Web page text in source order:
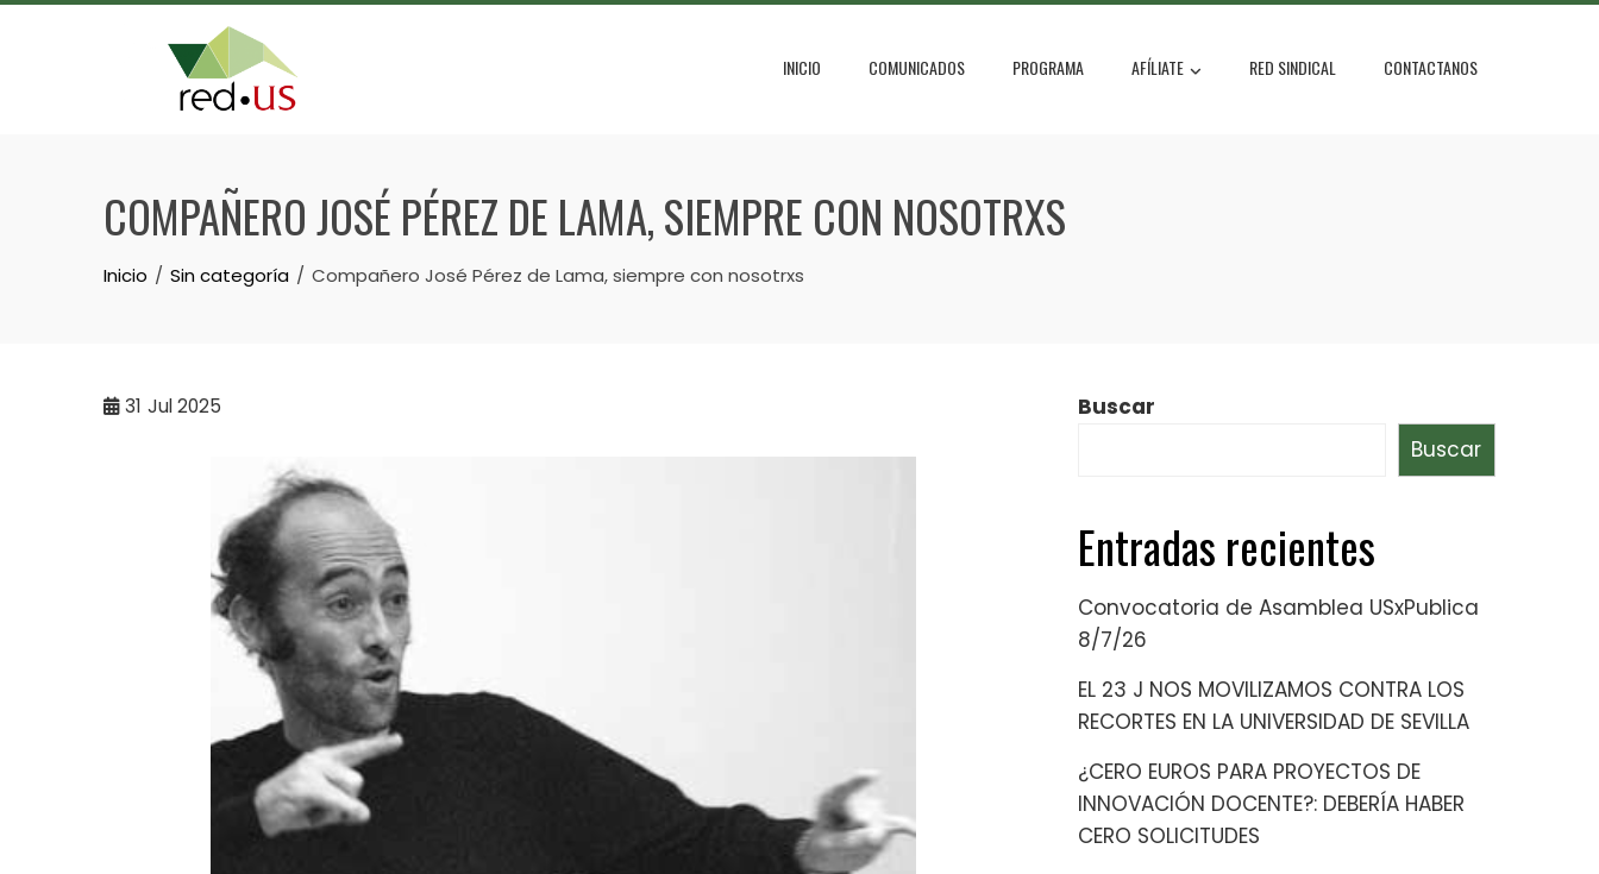
Skip
INICIO COMUNICADOS PROGRAMA AFÍLIATE RED SINDICAL CONTACTANOS
COMPAÑERO JOSÉ PÉREZ DE LAMA, SIEMPRE CON NOSOTRXS
Inicio Sin categoría Compañero José Pérez de Lama, siempre con nosotrxs
31 Jul 2025
Buscar
Buscar
Entradas recientes
Convocatoria de Asamblea USxPublica
8/7/26
EL 23 J NOS MOVILIZAMOS CONTRA LOS
RECORTES EN LA UNIVERSIDAD DE SEVILLA
¿CERO EUROS PARA PROYECTOS DE
INNOVACIÓN DOCENTE?: DEBERÍA HABER
CERO SOLICITUDES